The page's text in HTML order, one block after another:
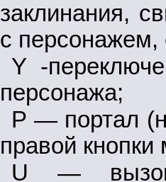
заклинания,
с персонажем,
Y -
персонажа;
P — портал
правой
U — вызов